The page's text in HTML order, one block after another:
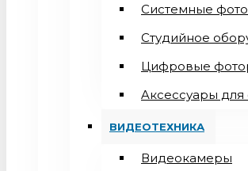
Системные
Студийное
Цифровые
Aксессуары для
ВИДЕОТЕХНИКА
Видеокамеры